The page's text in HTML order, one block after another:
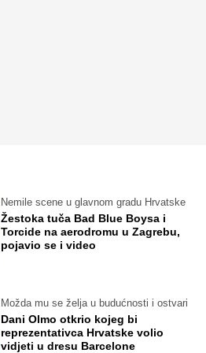
Nemile scene u glavnom gradu Hrvatske
Žestoka tuča Bad Blue Boysa i
Torcide na aerodromu u Zagrebu,
pojavio se i video
Možda mu se želja u budućnosti i ostvari
Dani Olmo otkrio kojeg bi
reprezentativca Hrvatske volio
vidjeti u dresu Barcelone